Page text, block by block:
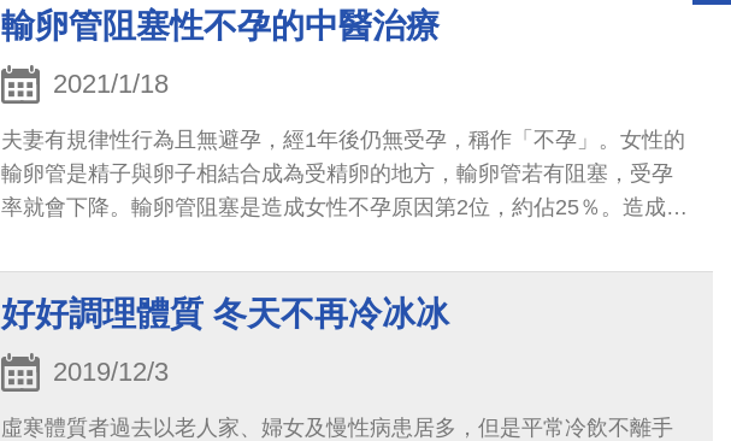
輸卵管阻塞性不孕的中醫治療
2021/1/18
夫妻有規律性行為且無避孕，經1年後仍無受孕，稱作「不孕」。女性的
輸卵管是精子與卵子相結合成為受精卵的地方，輸卵管若有阻塞，受孕
率就會下降。輸卵管阻塞是造成女性不孕原因第2位，約佔25％。造成輸
好好調理體質 冬天不再冷冰冰
2019/12/3
虛寒體質者過去以老人家、婦女及慢性病患居多，但是平常冷飲不離手